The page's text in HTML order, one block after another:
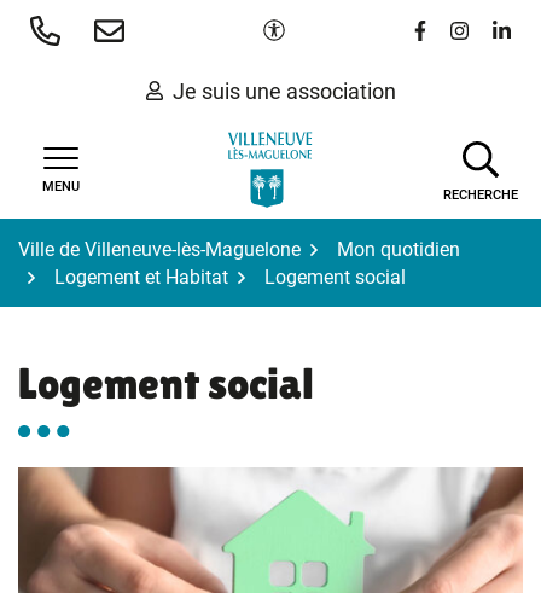
Aller
Paramètres d'accessibilité
Lien vers le
Lien vers
Lien
Je suis une association
MENU
RECHERCHE
Ville de Villeneuve-lès-Maguelone
Mon quotidien
Logement et Habitat
Logement social
Logement social